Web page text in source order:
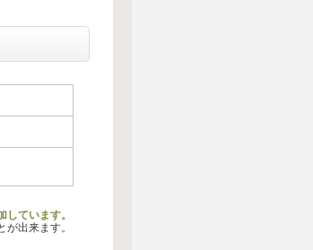
ています。
出来ます。